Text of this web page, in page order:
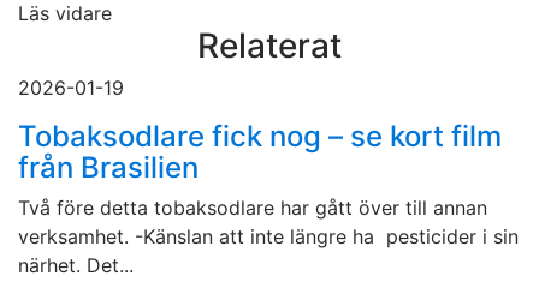
Läs vidare
Relaterat
2026-01-19
Tobaksodlare fick nog – se kort film
från Brasilien
Två före detta tobaksodlare har gått över till annan
verksamhet. -Känslan att inte längre ha pesticider i sin
närhet. Det...